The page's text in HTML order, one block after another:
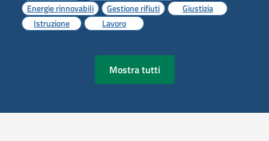
Energie rinnovabili
Gestione rifiuti
Giustizia
Istruzione
Lavoro
Mostra tutti